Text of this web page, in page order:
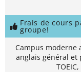
Frais de cours
groupe!
Campus moderne
anglais général et